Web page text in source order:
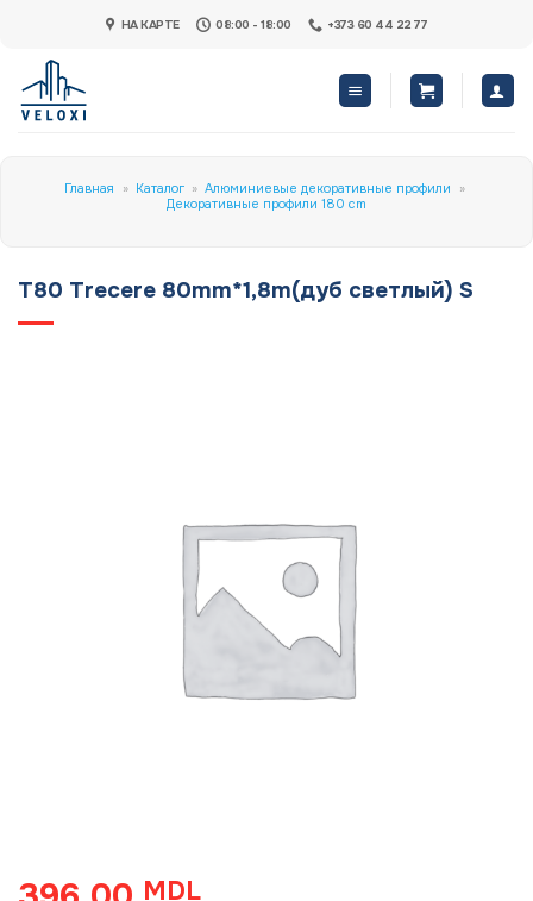
content
НА КАРТЕ 08:00 - 18:00 +373 60 44 22 77
Главная » Каталог » Алюминиевые декоративные профили
»
Декоративные профили 180 cm
T80 Trecere 80mm*1,8m(дуб светлый) S
MDL